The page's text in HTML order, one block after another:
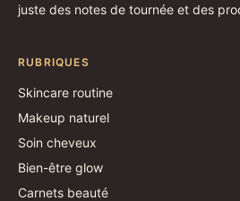
juste des notes de tournée et des
RUBRIQUES
Skincare routine
Makeup naturel
Soin cheveux
Bien-être glow
Carnets beauté